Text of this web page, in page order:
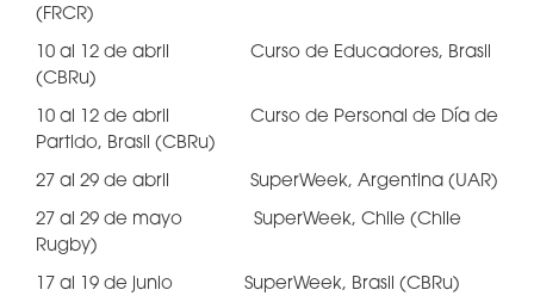
(FRCR)
10 al 12 de abril Curso de Educadores, Brasil
(CBRu)
10 al 12 de abril Curso de Personal de Día de
Partido, Brasil (CBRu)
27 al 29 de abril SuperWeek, Argentina (UAR)
27 al 29 de mayo SuperWeek, Chile (Chile
Rugby)
17 al 19 de junio SuperWeek, Brasil (CBRu)